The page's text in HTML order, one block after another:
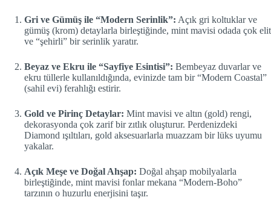
Gri ve Gümüş ile “Modern Serinlik”: Açık gri koltuklar ve
gümüş (krom) detaylarla birleştiğinde, mint mavisi odada çok elit
ve “şehirli” bir serinlik yaratır.
Beyaz ve Ekru ile “Sayfiye Esintisi”: Bembeyaz duvarlar ve
ekru tüllerle kullanıldığında, evinizde tam bir “Modern Coastal”
(sahil evi) ferahlığı estirir.
Gold ve Pirinç Detaylar: Mint mavisi ve altın (gold) rengi,
dekorasyonda çok zarif bir zıtlık oluşturur. Perdenizdeki
Diamond ışıltıları, gold aksesuarlarla muazzam bir lüks uyumu
yakalar.
Açık Meşe ve Doğal Ahşap: Doğal ahşap mobilyalarla
birleştiğinde, mint mavisi fonlar mekana “Modern-Boho”
tarzının o huzurlu enerjisini taşır.